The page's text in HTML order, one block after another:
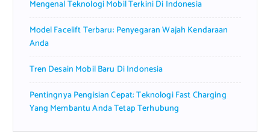
Mengenal Teknologi Mobil Terkini Di Indonesia
Model Facelift Terbaru: Penyegaran Wajah Kendaraan
Anda
Tren Desain Mobil Baru Di Indonesia
Pentingnya Pengisian Cepat: Teknologi Fast Charging
Yang Membantu Anda Tetap Terhubung